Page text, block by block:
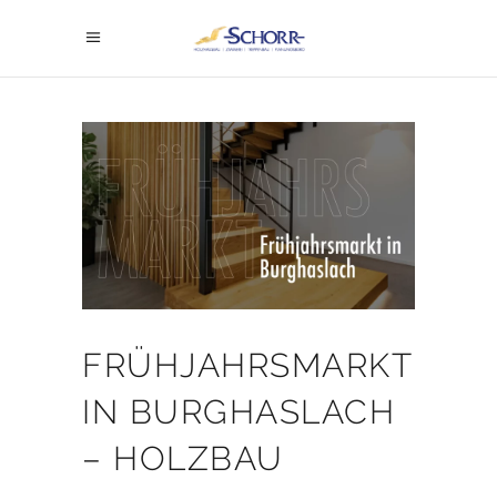
FRÜHJAHRSMARKT
IN BURGHASLACH
– HOLZBAU